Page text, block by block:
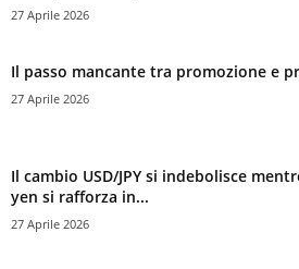
27 Aprile 2026
Il passo mancante tra promozione e
27 Aprile 2026
Il cambio USD/JPY si indebolisce
yen si rafforza in...
27 Aprile 2026